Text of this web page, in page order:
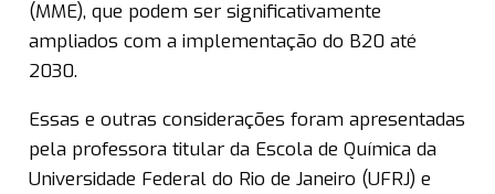
(MME), que podem ser significativamente
ampliados com a implementação do B20 até
2030.
Essas e outras considerações foram apresentadas
pela professora titular da Escola de Química da
Universidade Federal do Rio de Janeiro (UFRJ) e